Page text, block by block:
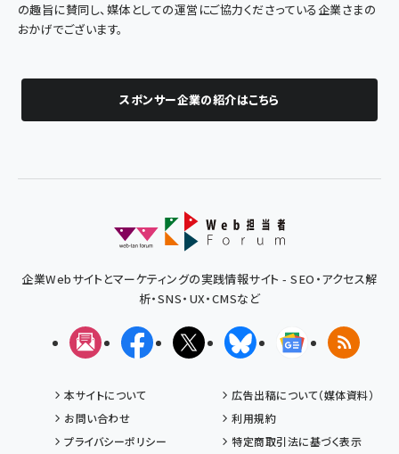
の趣旨に賛同し、媒体としての運営にご協力くださっている企業さまの
おかげでございます。
スポンサー企業の紹介はこちら
企業Webサイトとマーケティングの実践情報サイト - SEO・アクセス解
析・SNS・UX・CMSなど
メルマガFacebookX(エックス)BlueskyGoogleニュ
RSS
本サイトについて
広告出稿について（媒体資料）
お問い合わせ
利用規約
プライバシーポリシー
特定商取引法に基づく表示